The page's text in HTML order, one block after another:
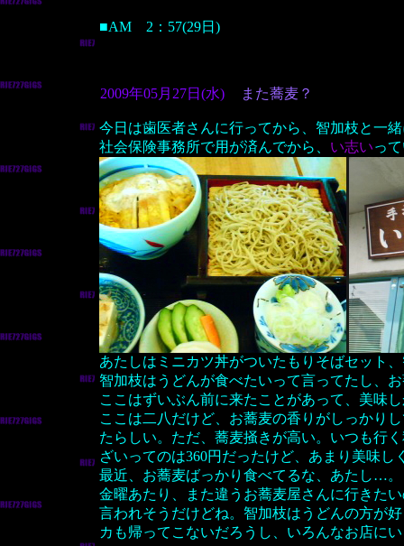
■AM 2：57(29日)
2009年05月27日(水) また蕎麦？
今日は歯医者さんに行ってから、智加枝と一
社会保険事務所で用が済んでから、 い志いっ
あたしはミニカツ丼がついたもりそばセット
智加枝はうどんが食べたいって言ってたし、
ここはずいぶん前に来たことがあって、美味
ここは二八だけど、お蕎麦の香りがしっかり
たらしい。ただ、蕎麦掻きが高い。いつも行
ざいってのは360円だったけど、あまり美味し
最近、お蕎麦ばっかり食べてるな、あたし…。
金曜あたり、また違うお蕎麦屋さんに行きた
言われそうだけどね。智加枝はうどんの方が
カも帰ってこないだろうし、いろんなお店に